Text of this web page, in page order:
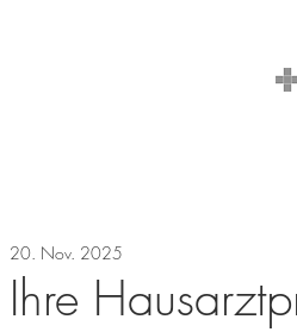
Ihre
20. Nov. 2025